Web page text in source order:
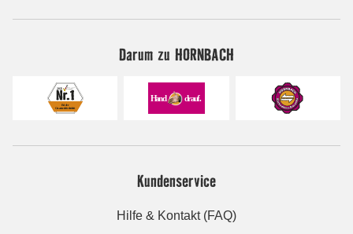
Darum zu HORNBACH
Kundenservice
Hilfe & Kontakt (FAQ)